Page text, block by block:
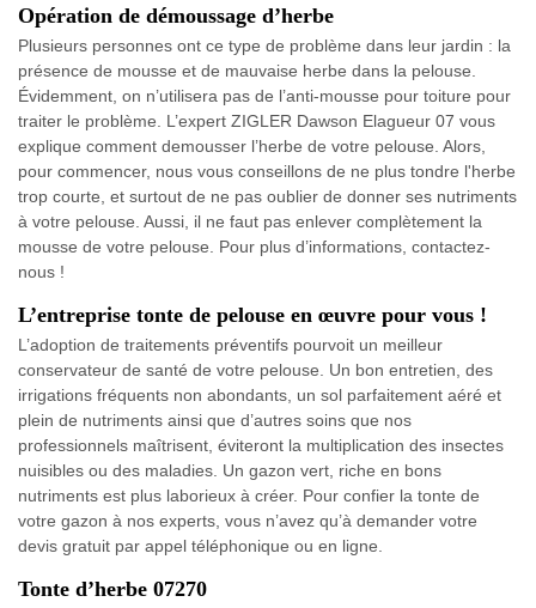
Opération de démoussage d’herbe
Plusieurs personnes ont ce type de problème dans leur jardin : la
présence de mousse et de mauvaise herbe dans la pelouse.
Évidemment, on n’utilisera pas de l’anti-mousse pour toiture pour
traiter le problème. L’expert ZIGLER Dawson Elagueur 07 vous
explique comment demousser l’herbe de votre pelouse. Alors,
pour commencer, nous vous conseillons de ne plus tondre l'herbe
trop courte, et surtout de ne pas oublier de donner ses nutriments
à votre pelouse. Aussi, il ne faut pas enlever complètement la
mousse de votre pelouse. Pour plus d’informations, contactez-
nous !
L’entreprise tonte de pelouse en œuvre pour vous !
L’adoption de traitements préventifs pourvoit un meilleur
conservateur de santé de votre pelouse. Un bon entretien, des
irrigations fréquents non abondants, un sol parfaitement aéré et
plein de nutriments ainsi que d’autres soins que nos
professionnels maîtrisent, éviteront la multiplication des insectes
nuisibles ou des maladies. Un gazon vert, riche en bons
nutriments est plus laborieux à créer. Pour confier la tonte de
votre gazon à nos experts, vous n’avez qu’à demander votre
devis gratuit par appel téléphonique ou en ligne.
Tonte d’herbe 07270